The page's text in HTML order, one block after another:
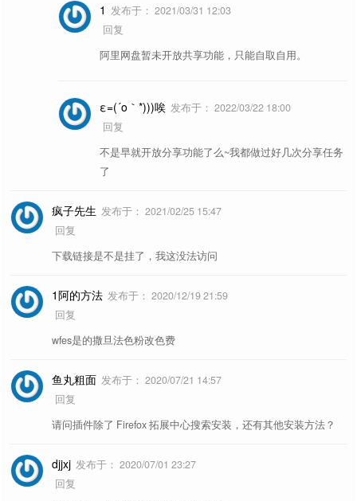
1 发布于： 2021/03/31 12:03
回复
阿里网盘暂未开放共享功能，只能自取自用。
ε=(´ο｀*)))唉 发布于： 2022/03/22 18:00
回复
不是早就开放分享功能了么~我都做过好几次分享任务
了
疯子先生 发布于： 2021/02/25 15:47
回复
下载链接是不是挂了，我这没法访问
1阿的方法 发布于： 2020/12/19 21:59
回复
wfes是的撒旦法色粉改色费
鱼丸粗面 发布于： 2020/07/21 14:57
回复
请问插件除了 Firefox 拓展中心搜索安装，还有其他安装方法？
djjxj 发布于： 2020/07/01 23:27
回复